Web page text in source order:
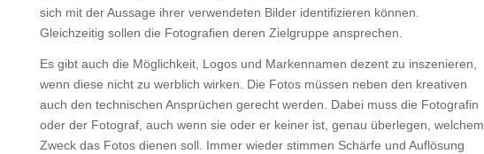
sich mit der Aussage ihrer verwendeten Bilder identifizieren können.
Gleichzeitig sollen die Fotografien deren Zielgruppe ansprechen.
Es gibt auch die Möglichkeit, Logos und Markennamen dezent zu inszenieren,
wenn diese nicht zu werblich wirken. Die Fotos müssen neben den kreativen
auch den technischen Ansprüchen gerecht werden. Dabei muss die Fotografin
oder der Fotograf, auch wenn sie oder er keiner ist, genau überlegen, welchem
Zweck das Fotos dienen soll. Immer wieder stimmen Schärfe und Auflösung